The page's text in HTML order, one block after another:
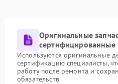
Оригинальные
сертифицированные
Используются оригинальные
сертификацию специалисты,
работу после ремонта и
обязательств